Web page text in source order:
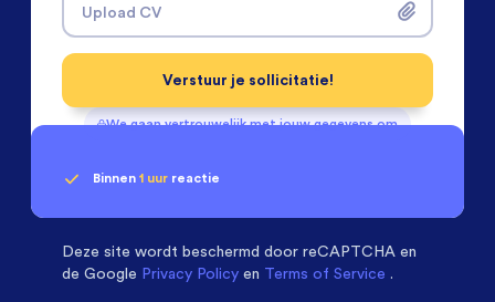
Upload CV
We gaan vertrouwelijk met jouw gegevens om
Verstuur je sollicitatie!
Binnen 1 uur reactie
Deze site wordt beschermd door reCAPTCHA en
de Google Privacy Policy en Terms of Service .